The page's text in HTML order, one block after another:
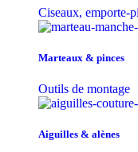
Ciseaux, emporte-
Marteaux & pinces
Outils de montage
Aiguilles & alènes